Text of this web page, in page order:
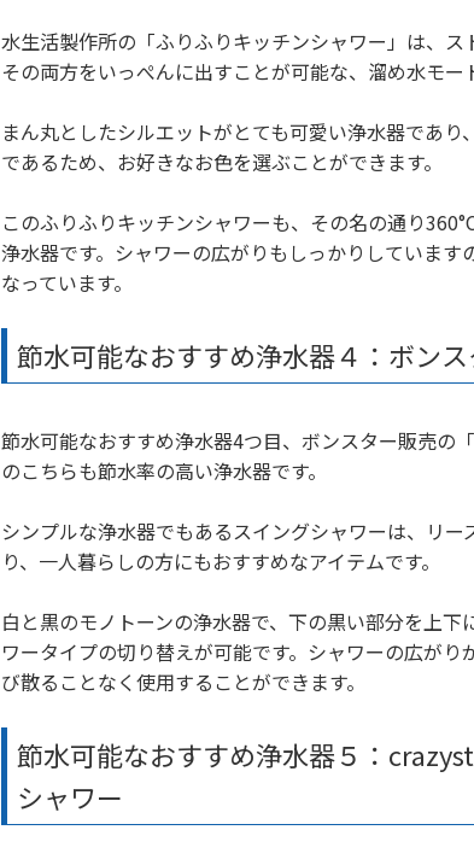
水生活製作所の「ふりふりキッチンシャワー」は、ス
その両方をいっぺんに出すことが可能な、溜め水モー
まん丸としたシルエットがとても可愛い浄水器であ
であるため、お好きなお色を選ぶことができます。
このふりふりキッチンシャワーも、その名の通り
浄水器です。シャワーの広がりもしっかりしています
なっています。
節水可能なおすすめ浄水器４：ボン
節水可能なおすすめ浄水器4つ目、ボンスター販売の
のこちらも節水率の高い浄水器です。
シンプルな浄水器でもあるスイングシャワーは、リ
り、一人暮らしの方にもおすすめなアイテムです。
白と黒のモノトーンの浄水器で、下の黒い部分を上
ワータイプの切り替えが可能です。シャワーの広が
び散ることなく使用することができます。
節水可能なおすすめ浄水器５：
シャワー